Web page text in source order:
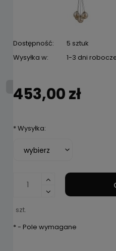
Dostępność:
5 sztuk
Wysyłka w:
1-3 dni
453,00 zł
*Wysyłka:
szt.
*- Pole wymagane